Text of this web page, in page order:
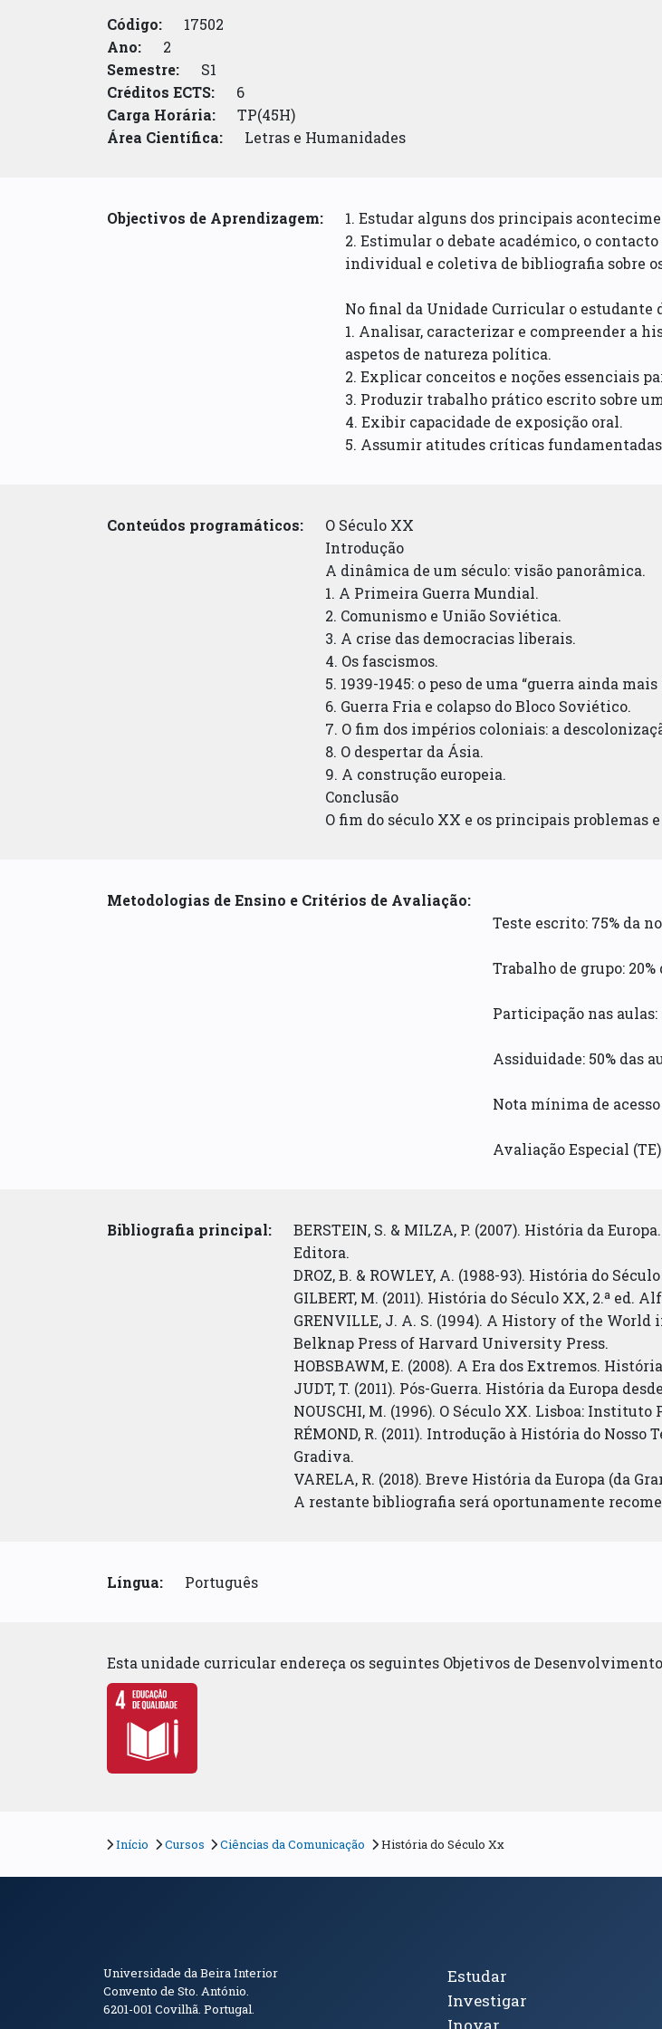
Código:
17502
Ano:
2
Semestre:
S1
Créditos ECTS:
6
Carga Horária:
TP(45H)
Área Científica:
Letras e Humanidades
Objectivos de Aprendizagem:
1. Estudar alguns dos principais
2. Estimular o debate académico, o
individual e coletiva de bibliografia sobre
No final da Unidade Curricular o estudante
1. Analisar, caracterizar e compreender a
aspetos de natureza política.
2. Explicar conceitos e noções essenciais
3. Produzir trabalho prático escrito sobre
4. Exibir capacidade de exposição oral.
5. Assumir atitudes críticas fundamentadas
Conteúdos programáticos:
O Século XX
Introdução
A dinâmica de um século: visão panorâmica.
1. A Primeira Guerra Mundial.
2. Comunismo e União Soviética.
3. A crise das democracias liberais.
4. Os fascismos.
5. 1939-1945: o peso de uma “guerra ainda
6. Guerra Fria e colapso do Bloco Soviético.
7. O fim dos impérios coloniais: a
8. O despertar da Ásia.
9. A construção europeia.
Conclusão
O fim do século XX e os principais problemas
Metodologias de Ensino e Critérios de Avaliação:
Teste escrito: 75% da
Trabalho de grupo:
Participação nas aulas:
Assiduidade: 50% das
Nota mínima de
Avaliação Especial
Bibliografia principal:
BERSTEIN, S. & MILZA, P. (2007). História da
Editora.
DROZ, B. & ROWLEY, A. (1988-93). História do
GILBERT, M. (2011). História do Século XX, 2.ª ed.
GRENVILLE, J. A. S. (1994). A History of the
Belknap Press of Harvard University Press.
HOBSBAWM, E. (2008). A Era dos Extremos.
JUDT, T. (2011). Pós-Guerra. História da Europa
NOUSCHI, M. (1996). O Século XX. Lisboa: Instituto
RÉMOND, R. (2011). Introdução à História do Nosso
Gradiva.
VARELA, R. (2018). Breve História da Europa (da
A restante bibliografia será oportunamente
Língua: Português
Esta unidade curricular endereça os seguintes Objetivos de
Início Cursos Ciências da Comunicação História do Século Xx
Informações de Contacto
Universidade da Beira Interior
Convento de Sto. António.
6201-001Covilhã. Portugal.
Tópicos
Estudar
Investigar